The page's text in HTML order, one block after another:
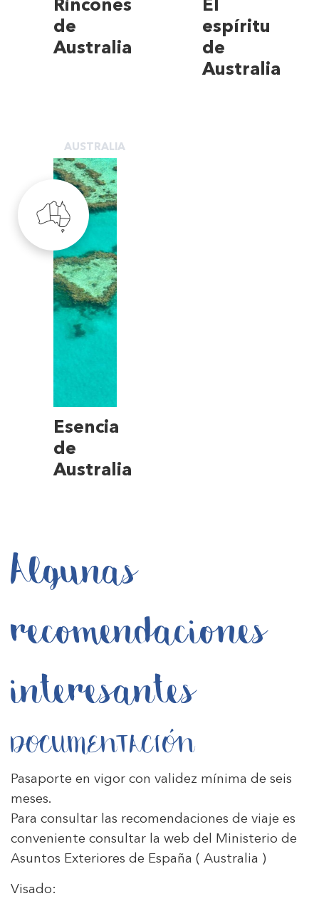
Rincones
de
Australia
El
espíritu
de
Australia
AUSTRALIA
Esencia
de
Australia
Algunas
recomendaciones
interesantes
DOCUMENTACIÓN
Pasaporte en vigor con validez mínima de seis
meses.
Para consultar las recomendaciones de viaje es
conveniente consultar la web del Ministerio de
Asuntos Exteriores de España ( Australia )
Visado: